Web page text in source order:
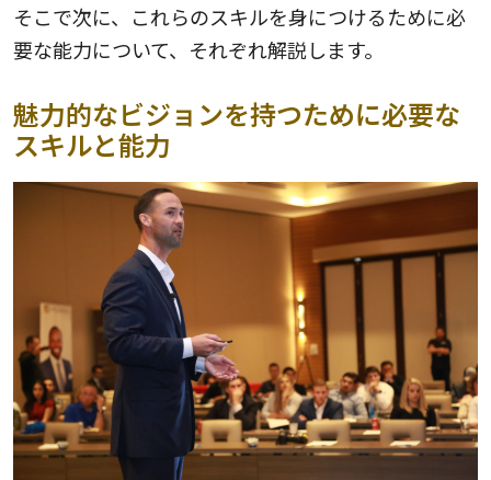
そこで次に、これらのスキルを身につけるために必
要な能力について、それぞれ解説します。
魅力的なビジョンを持つために必要な
スキルと能力